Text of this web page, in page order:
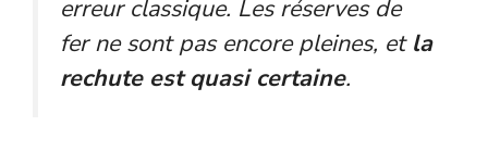
erreur classique. Les réserves de
fer ne sont pas encore pleines, et la
rechute est quasi certaine.